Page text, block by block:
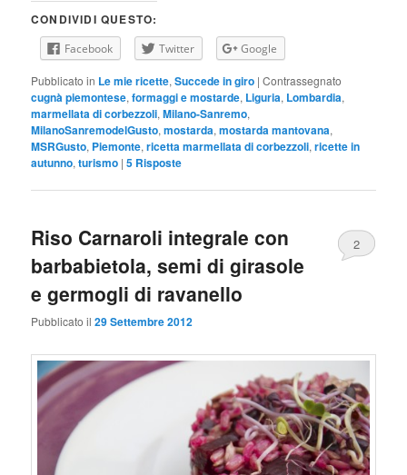
CONDIVIDI QUESTO:
Facebook Twitter Google
Pubblicato in Le mie ricette,Succede in giro |Contrassegnato
cugnà piemontese,formaggi e mostarde, Liguria, Lombardia,
marmellata di corbezzoli,Milano-Sanremo,
MilanoSanremodelGusto,mostarda,mostarda mantovana,
MSRGusto, Piemonte,ricetta marmellata di corbezzoli,ricette in
autunno,turismo |5 Risposte
Riso Carnaroli integrale con
barbabietola, semi di girasole
e germogli di ravanello
Pubblicato il29 Settembre 2012
2